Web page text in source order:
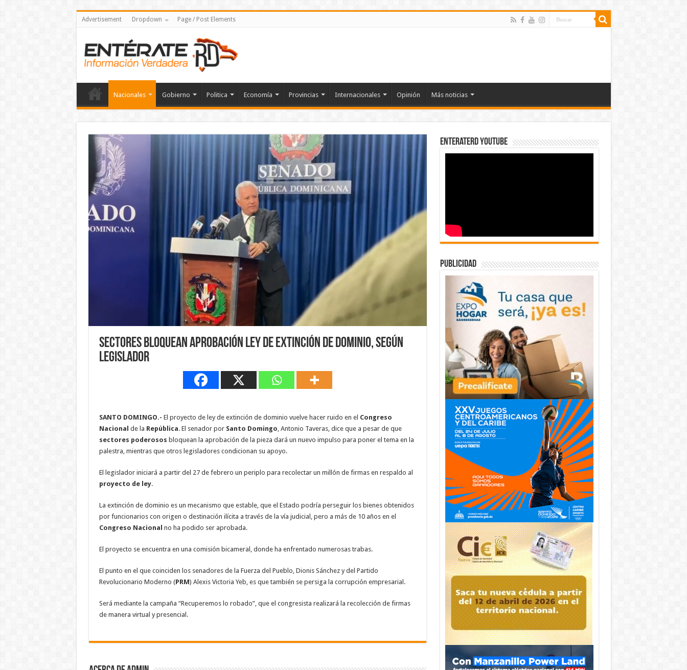
Advertisement Dropdown Page / Post Elements
Nacionales Gobierno Politica Economía Provincias Internacionales Opinión Más noticias
Sectores bloquean aprobación ley de extinción de dominio, según
legislador
SANTO DOMINGO.- El proyecto de ley de extinción de dominio vuelve hacer ruido en el Congreso
Nacional de la República. El senador por Santo Domingo , Antonio Taveras, dice que a pesar de que
sectores poderosos bloquean la aprobación de la pieza dará un nuevo impulso para poner el tema en la
palestra, mientras que otros legisladores condicionan su apoyo.
El legislador iniciará a partir del 27 de febrero un periplo para recolectar un millón de firmas en respaldo al
proyecto de ley.
La extinción de dominio es un mecanismo que estable, que el Estado podría perseguir los bienes obtenidos
por funcionarios con origen o destinación ilícita a través de la vía judicial, pero a más de 10 años en el
Congreso Nacional no ha podido ser aprobada.
El proyecto se encuentra en una comisión bicameral, donde ha enfrentado numerosas trabas.
El punto en el que coinciden los senadores de la Fuerza del Pueblo, Dionis Sánchez y del Partido
Revolucionario Moderno (PRM) Alexis Victoria Yeb, es que también se persiga la corrupción empresarial.
Será mediante la campaña “Recuperemos lo robado”, que el congresista realizará la recolección de firmas
de manera virtual y presencial.
EnterateRD YOUTUBE
publicidad